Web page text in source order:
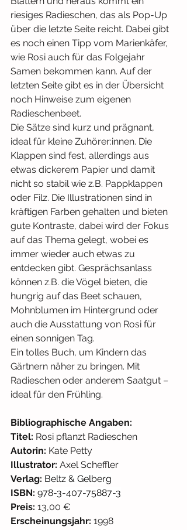
riesiges Radieschen, das als Pop-Up
über die letzte Seite reicht. Dabei gibt
es noch einen Tipp vom Marienkäfer,
wie Rosi auch für das Folgejahr
Samen bekommen kann. Auf der
letzten Seite gibt es in der Übersicht
noch Hinweise zum eigenen
Radieschenbeet.
Die Sätze sind kurz und prägnant,
ideal für kleine Zuhörer:innen. Die
Klappen sind fest, allerdings aus
etwas dickerem Papier und damit
nicht so stabil wie z.B. Pappklappen
oder Filz. Die Illustrationen sind in
kräftigen Farben gehalten und bieten
gute Kontraste, dabei wird der Fokus
auf das Thema gelegt, wobei es
immer wieder auch etwas zu
entdecken gibt. Gesprächsanlass
können z.B. die Vögel bieten, die
hungrig auf das Beet schauen,
Mohnblumen im Hintergrund oder
auch die Ausstattung von Rosi für
einen sonnigen Tag.
Ein tolles Buch, um Kindern das
Gärtnern näher zu bringen. Mit
Radieschen oder anderem Saatgut –
ideal für den Frühling.
Bibliographische Angaben:
Titel: Rosi pflanzt Radieschen
Autorin: Kate Petty
Illustrator: Axel Scheffler
Verlag: Beltz & Gelberg
ISBN: 978-3-407-75887-3
Preis: 13,00 €
Erscheinungsjahr: 1998